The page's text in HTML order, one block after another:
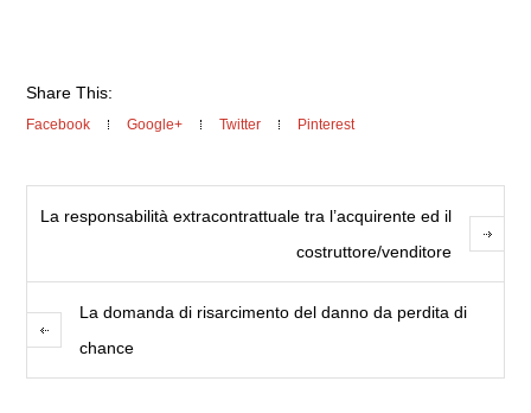
Share This:
Facebook Google+ Twitter Pinterest
La responsabilità extracontrattuale tra l’acquirente ed il
costruttore/venditore
La domanda di risarcimento del danno da perdita di
chance